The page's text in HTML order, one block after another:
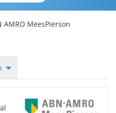
AMRO MeesPierson